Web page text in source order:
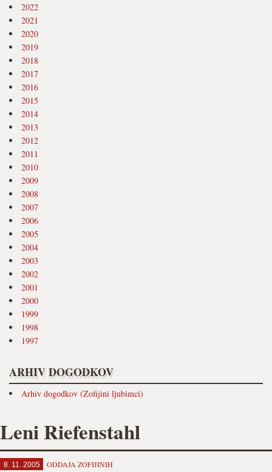
2022
2021
2020
2019
2018
2017
2016
2015
2014
2013
2012
2011
2010
2009
2008
2007
2006
2005
2004
2003
2002
2001
2000
1999
1998
1997
ARHIV DOGODKOV
Arhiv dogodkov (Zofijini ljubimci)
Leni Riefenstahl
8. 11. 2005 ODDAJA ZOFIJINIH